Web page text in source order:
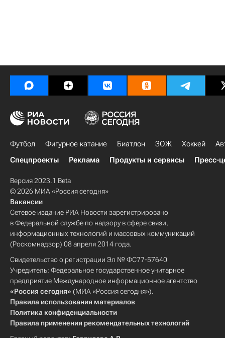
Футбол Фигурное катание Биатлон ЗОЖ Хоккей
Спецпроекты
Реклама Продукты и сервисы Пресс-
Версия 2023.1 Beta
© 2026 МИА «Россия сегодня»
Вакансии
Сетевое издание РИА Новости зарегистрировано
в Федеральной службе по надзору в сфере связи,
информационных технологий и массовых коммуникаций
(Роскомнадзор) 08 апреля 2014 года.
Свидетельство о регистрации Эл № ФС77-57640
Учредитель: Федеральное государственное унитарное
предприятие Международное информационное агентство
«Россия сегодня» (МИА «Россия сегодня»).
Правила использования материалов
Политика конфиденциальности
Правила применения рекомендательных технологий